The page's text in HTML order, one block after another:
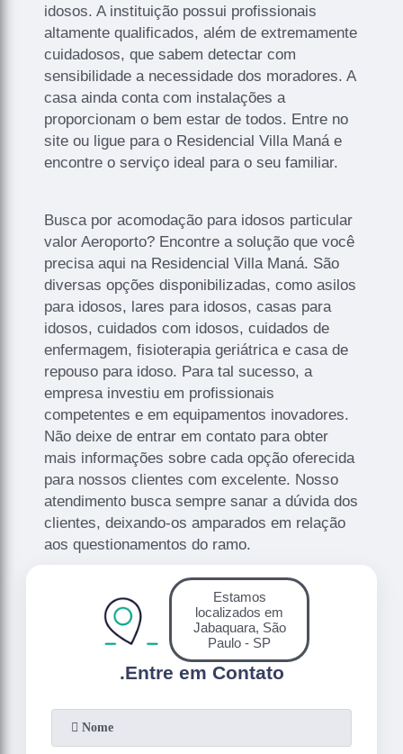
idosos. A instituição possui profissionais
altamente qualificados, além de extremamente
cuidadosos, que sabem detectar com
sensibilidade a necessidade dos moradores. A
casa ainda conta com instalações a
proporcionam o bem estar de todos. Entre no
site ou ligue para o Residencial Villa Maná e
encontre o serviço ideal para o seu familiar.
Busca por acomodação para idosos particular
valor Aeroporto? Encontre a solução que você
precisa aqui na Residencial Villa Maná. São
diversas opções disponibilizadas, como asilos
para idosos, lares para idosos, casas para
idosos, cuidados com idosos, cuidados de
enfermagem, fisioterapia geriátrica e casa de
repouso para idoso. Para tal sucesso, a
empresa investiu em profissionais
competentes e em equipamentos inovadores.
Não deixe de entrar em contato para obter
mais informações sobre cada opção oferecida
para nossos clientes com excelente. Nosso
atendimento busca sempre sanar a dúvida dos
clientes, deixando-os amparados em relação
aos questionamentos do ramo.
.Entre em Contato
Estamos
localizados em
Jabaquara, São
Paulo - SP